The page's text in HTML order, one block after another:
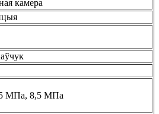
камера
МПа, 8,5 МПа